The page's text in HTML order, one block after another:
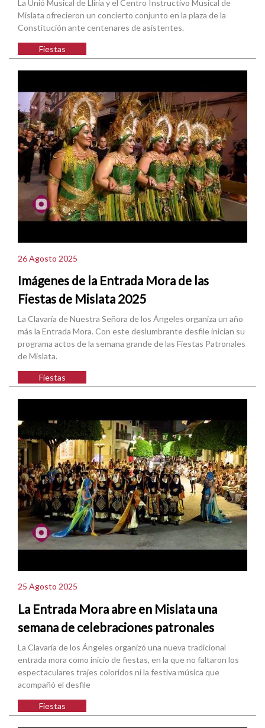
La Unió Musical de Llíria y el Centro Instructivo Musical de
Mislata ofrecieron un concierto conjunto en la plaza de la
Constitución ante centenares de asistentes.
Fiestas
26 Agosto 2025
Imágenes de la Entrada Mora de las
Fiestas de Mislata 2025
La Clavaría de Nuestra Señora de los Ángeles organiza un año
más la Entrada Mora. Con este deslumbrante desfile inician su
programa actos de la semana grande de las Fiestas Patronales
de Mislata.
Fiestas
25 Agosto 2025
La Entrada Mora abre en Mislata una
semana de celebraciones patronales
La Clavaría de los Ángeles organizó una nueva tradicional
entrada mora como inicio de fiestas, en la que no faltaron los
espectaculares trajes coloridos ni la festiva música que
acompañó el desfile
Fiestas